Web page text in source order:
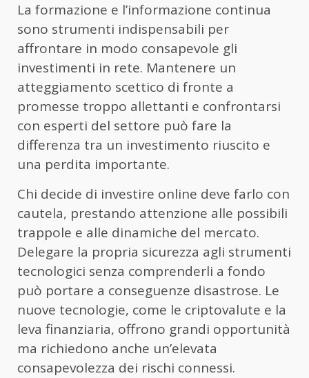
La formazione e l’informazione continua
sono strumenti indispensabili per
affrontare in modo consapevole gli
investimenti in rete. Mantenere un
atteggiamento scettico di fronte a
promesse troppo allettanti e confrontarsi
con esperti del settore può fare la
differenza tra un investimento riuscito e
una perdita importante.
Chi decide di investire online deve farlo con
cautela, prestando attenzione alle possibili
trappole e alle dinamiche del mercato.
Delegare la propria sicurezza agli strumenti
tecnologici senza comprenderli a fondo
può portare a conseguenze disastrose. Le
nuove tecnologie, come le criptovalute e la
leva finanziaria, offrono grandi opportunità
ma richiedono anche un’elevata
consapevolezza dei rischi connessi.